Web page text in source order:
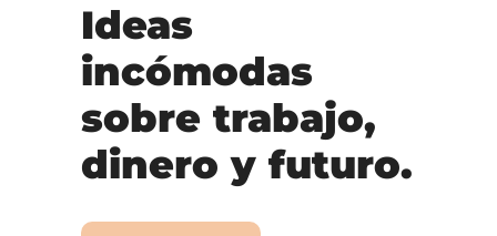
Ideas
incómodas
sobre trabajo,
dinero y futuro.